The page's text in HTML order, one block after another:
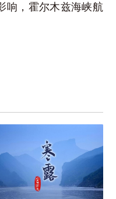
响，霍尔木兹海峡航